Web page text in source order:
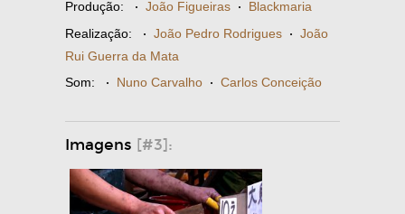
Produção: · João Figueiras · Blackmaria
Realização: · João Pedro Rodrigues · João
Rui Guerra da Mata
Som: · Nuno Carvalho · Carlos Conceição
Imagens [#3]: